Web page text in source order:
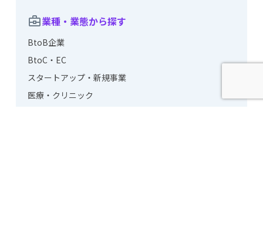
業種・業態から探す
BtoB企業
BtoC・EC
スタートアップ・新規事業
医療・クリニック